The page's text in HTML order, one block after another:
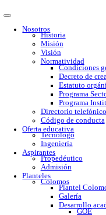
Nosotros
Historia
Misión
Visión
Normatividad
Directorio
Código de
Oferta educativa
Tecnólogo
Ingeniería
Aspirantes
Propedéutico
Admisión